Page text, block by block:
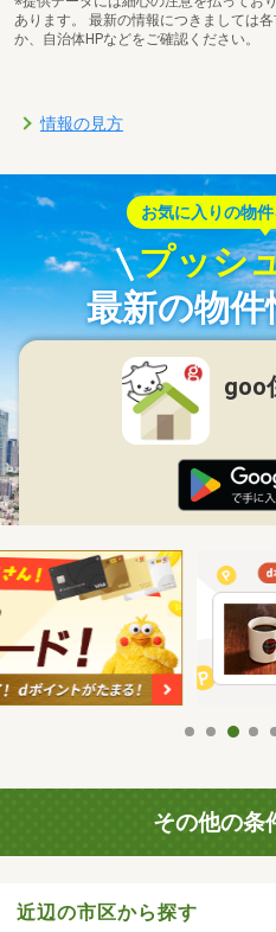
あります。 最新の情報につきましては
か、自治体HPなどをご確認ください。
情報の見方
お気に入りの物
プッシ
最新の物
goo
その他の条
近辺の市区から探す